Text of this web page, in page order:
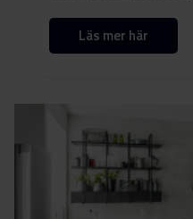
Produktbild KKI 8384-90 TI
TI
Ladda ner alla (12)
Läs mer här